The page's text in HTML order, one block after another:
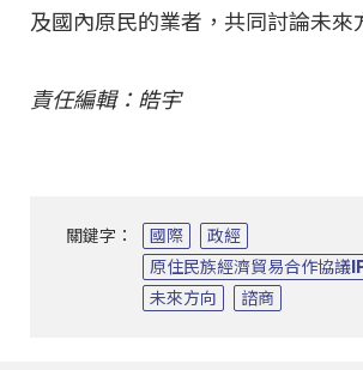
及國內原民的業者，共同討論未來
責任編輯：皓宇
關鍵字： 國際
政經
原住民族經濟貿易合作協議
未來方向
諮商